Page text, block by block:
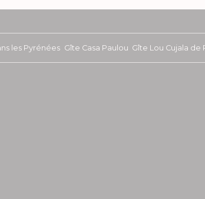
les Pyrénées Gîte Casa Paulou Gîte Lou Cujala de